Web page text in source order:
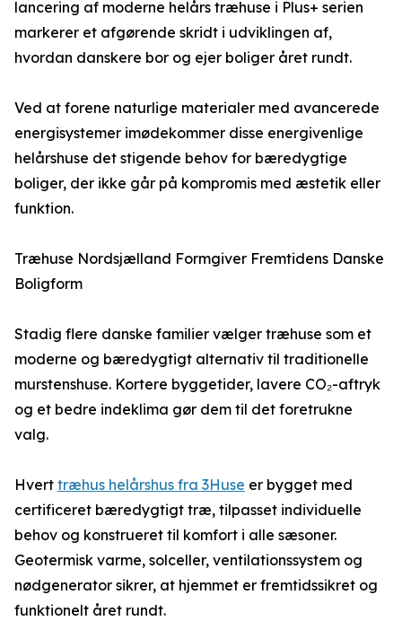
lancering af moderne helårs træhuse i Plus+ serien
markerer et afgørende skridt i udviklingen af,
hvordan danskere bor og ejer boliger året rundt.
Ved at forene naturlige materialer med avancerede
energisystemer imødekommer disse energivenlige
helårshuse det stigende behov for bæredygtige
boliger, der ikke går på kompromis med æstetik eller
funktion.
Træhuse Nordsjælland Formgiver Fremtidens Danske
Boligform
Stadig flere danske familier vælger træhuse som et
moderne og bæredygtigt alternativ til traditionelle
murstenshuse. Kortere byggetider, lavere CO₂-aftryk
og et bedre indeklima gør dem til det foretrukne
valg.
Hvert træhus helårshus fra 3Huse er bygget med
certificeret bæredygtigt træ, tilpasset individuelle
behov og konstrueret til komfort i alle sæsoner.
Geotermisk varme, solceller, ventilationssystem og
nødgenerator sikrer, at hjemmet er fremtidssikret og
funktionelt året rundt.